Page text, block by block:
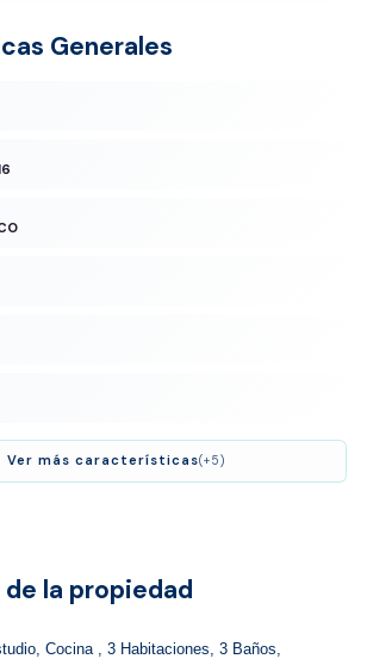
Generales
Ver más características(+5)
la propiedad
Cocina , 3 Habitaciones, 3 Baños,